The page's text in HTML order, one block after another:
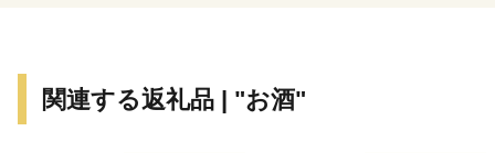
この制度は、上記事業にふるさとを愛する皆様からの
関連する返礼品 | "お酒"